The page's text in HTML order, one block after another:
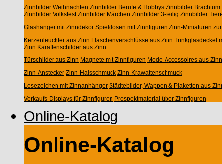
Zinnbilder Weihnachten Zinnbilder Berufe & Hobbys Zinnbilder Brachtum
Zinnbilder Volksfest Zinnbilder Märchen Zinnbilder 3-teilig Zinnbilder
Glashänger mit Zinndekor Spieldosen mit Zinnfiguren Zinn-Miniaturen
Kerzenleuchter aus Zinn Flaschenverschlüsse aus Zinn Trinkglasdeckel
Zinn Karaffenschilder aus Zinn
Türschilder aus Zinn Magnete mit Zinnfiguren Mode-Accessoires aus Zinn
Zinn-Anstecker Zinn-Halsschmuck Zinn-Krawattenschmuck
Lesezeichen mit Zinnanhänger Städtebilder, Wappen & Plaketten aus
Verkaufs-Displays für Zinnfiguren Prospektmaterial über Zinnfiguren
Online-Katalog
Online-Katalog